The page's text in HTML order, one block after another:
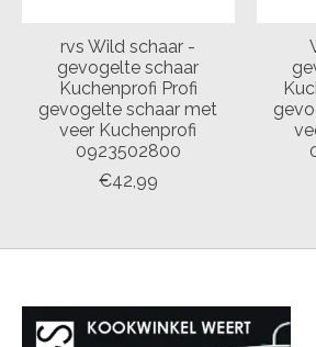
rvs Wild schaar -
gevogelte schaar
Kuchenprofi Profi
gevogelte schaar met
veer Kuchenprofi
0923502800
€42,99